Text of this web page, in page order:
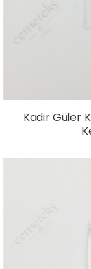
Kadir Güler